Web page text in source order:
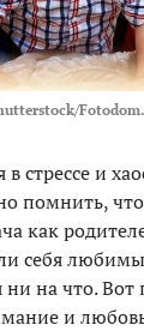
в стрессе и
помнить, что
как
себя
на что. Вот
и